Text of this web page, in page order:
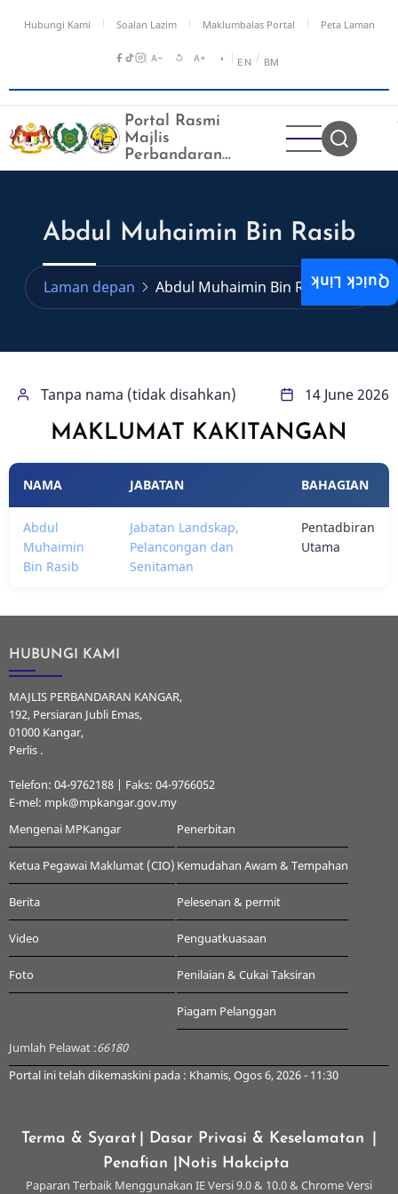
Hubungi Kami Soalan Lazim Maklumbalas Portal Peta Laman
A− ↺ A+ ◑ EN / BM
Portal Rasmi
Majlis
Perbandaran
Kangar
Abdul Muhaimin Bin Rasib
Laman depan Abdul Muhaimin Bin Rasib
Tanpa nama (tidak disahkan) 14 June 2026
MAKLUMAT KAKITANGAN
NAMA JABATAN BAHAGIAN
Abdul
Muhaimin
Bin Rasib
Jabatan Landskap,
Pelancongan dan
Senitaman
Pentadbiran
Utama
HUBUNGI KAMI
MAJLIS PERBANDARAN KANGAR,
192, Persiaran Jubli Emas,
01000 Kangar,
Perlis .
Telefon: 04-9762188 | Faks: 04-9766052
E-mel: mpk@mpkangar.gov.my
Mengenai MPKangar
Ketua Pegawai Maklumat (CIO)
Berita
Video
Foto
Penerbitan
Kemudahan Awam & Tempahan
Pelesenan & permit
Penguatkuasaan
Penilaian & Cukai Taksiran
Piagam Pelanggan
Jumlah Pelawat :66180
Portal ini telah dikemaskini pada : Khamis, Ogos 6, 2026 - 11:30
Terma & Syarat | Dasar Privasi & Keselamatan
Penafian
|Notis Hakcipta
Paparan Terbaik Menggunakan IE Versi 9.0 & 10.0 & Chrome Versi
Quick Link